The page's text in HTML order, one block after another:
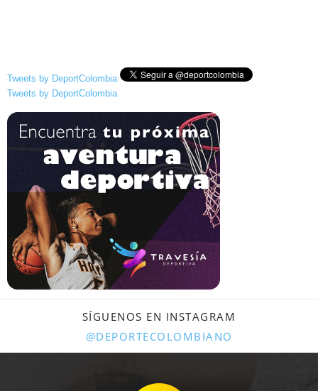
Tweets by DeportColombia
Tweets by DeportColombia
SÍGUENOS EN INSTAGRAM
@DEPORTECOLOMBIANO